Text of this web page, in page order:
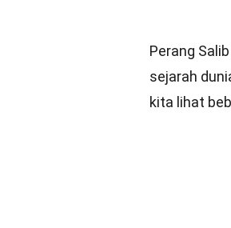
Perang
sejarah
kita lihat